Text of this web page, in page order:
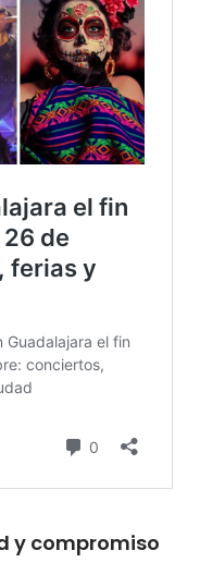
y compromiso